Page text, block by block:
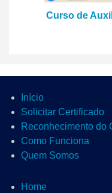
Curso de
Início
Solicitar Certificado
Reconhecimento do
Como Funciona
Quem Somos
Home